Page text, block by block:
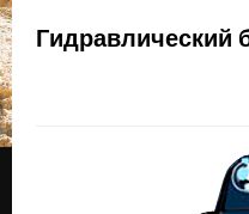
Гидравлический